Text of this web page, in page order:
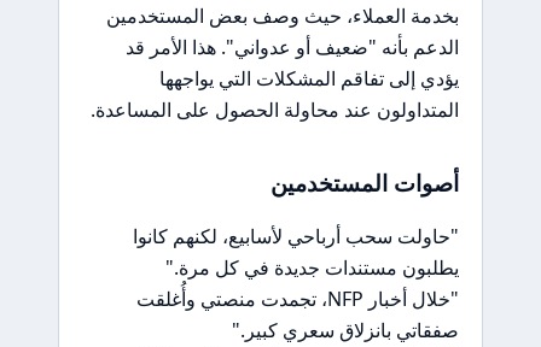
بخدمة العملاء، حيث وصف بعض المستخدمين
الدعم بأنه "ضعيف أو عدواني". هذا الأمر قد
يؤدي إلى تفاقم المشكلات التي يواجهها
المتداولون عند محاولة الحصول على المساعدة.
أصوات المستخدمين
"حاولت سحب أرباحي لأسابيع، لكنهم كانوا
يطلبون مستندات جديدة في كل مرة."
"خلال أخبار NFP، تجمدت منصتي وأُغلقت
صفقاتي بانزلاق سعري كبير."